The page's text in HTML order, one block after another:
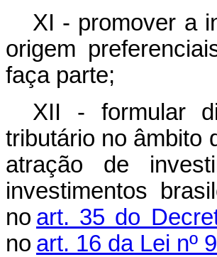
XI - promover a
origem
faça parte;
XII - formular
tributário no âmbito
atração de
investimentos
no art. 35 do
no art. 16 da Lei nº